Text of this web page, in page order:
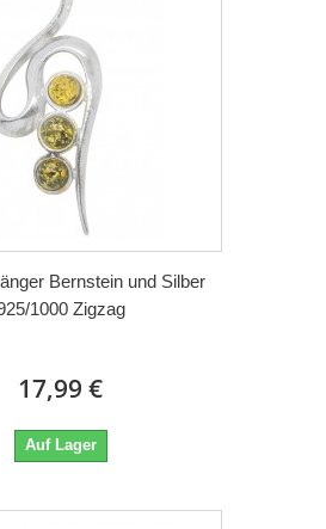
Bernstein und Silber
1000 Zigzag
17,99 €
Auf Lager